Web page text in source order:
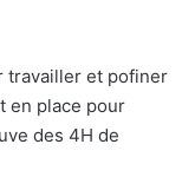
travailler et pofiner
en place pour
des 4H de
pour
du temps